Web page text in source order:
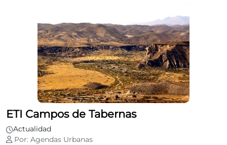
ETI Campos de Tabernas
Actualidad
Por: Agendas Urbanas